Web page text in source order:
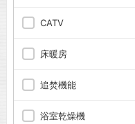
CATV
床暖房
追焚機能
浴室乾燥機